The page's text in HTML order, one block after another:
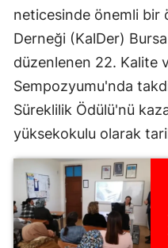
neticesinde önemli bir
Derneği (KalDer)
düzenlenen 22. Kalite
Sempozyumu'nda
Süreklilik Ödülü'nü
yüksekokulu olarak